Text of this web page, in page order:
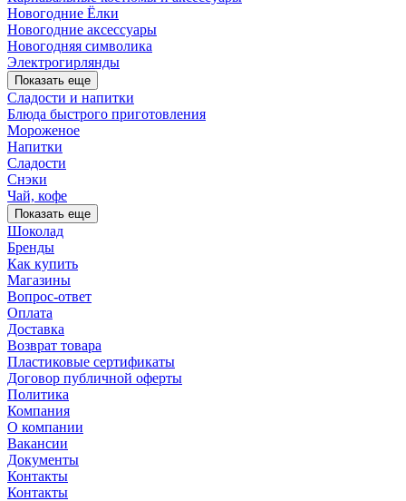
Новогодние Ёлки
Новогодние аксессуары
Новогодняя символика
Электрогирлянды
Показать еще
Сладости и напитки
Блюда быстрого приготовления
Мороженое
Напитки
Сладости
Снэки
Чай, кофе
Показать еще
Шоколад
Бренды
Как купить
Магазины
Вопрос-ответ
Оплата
Доставка
Возврат товара
Пластиковые сертификаты
Договор публичной оферты
Политика
Компания
О компании
Вакансии
Документы
Контакты
Контакты